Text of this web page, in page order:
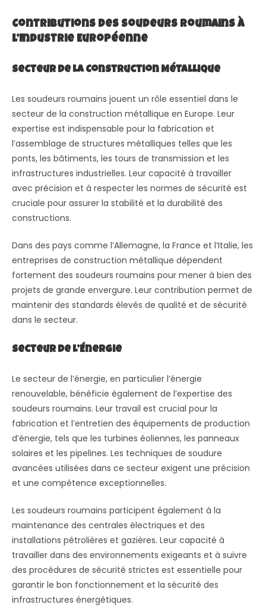
Contributions des Soudeurs Roumains à
l’Industrie Européenne
Secteur de la Construction Métallique
Les soudeurs roumains jouent un rôle essentiel dans le
secteur de la construction métallique en Europe. Leur
expertise est indispensable pour la fabrication et
l’assemblage de structures métalliques telles que les
ponts, les bâtiments, les tours de transmission et les
infrastructures industrielles. Leur capacité à travailler
avec précision et à respecter les normes de sécurité est
cruciale pour assurer la stabilité et la durabilité des
constructions.
Dans des pays comme l’Allemagne, la France et l’Italie, les
entreprises de construction métallique dépendent
fortement des soudeurs roumains pour mener à bien des
projets de grande envergure. Leur contribution permet de
maintenir des standards élevés de qualité et de sécurité
dans le secteur.
Secteur de l’Énergie
Le secteur de l’énergie, en particulier l’énergie
renouvelable, bénéficie également de l’expertise des
soudeurs roumains. Leur travail est crucial pour la
fabrication et l’entretien des équipements de production
d’énergie, tels que les turbines éoliennes, les panneaux
solaires et les pipelines. Les techniques de soudure
avancées utilisées dans ce secteur exigent une précision
et une compétence exceptionnelles.
Les soudeurs roumains participent également à la
maintenance des centrales électriques et des
installations pétrolières et gazières. Leur capacité à
travailler dans des environnements exigeants et à suivre
des procédures de sécurité strictes est essentielle pour
garantir le bon fonctionnement et la sécurité des
infrastructures énergétiques.